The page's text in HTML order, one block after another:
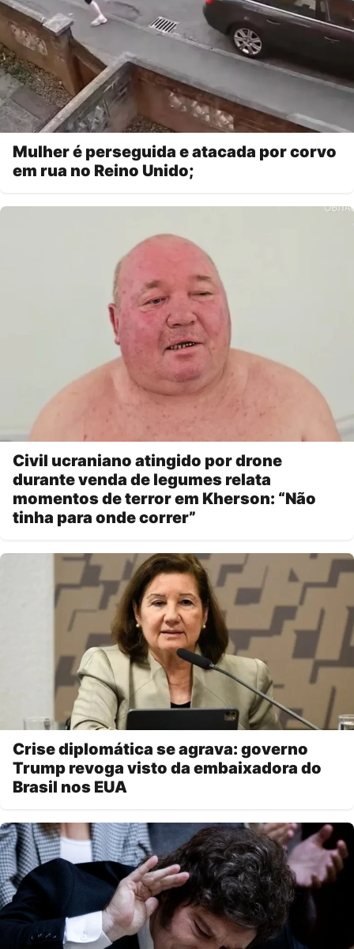
Mulher é perseguida e atacada por corvo
em rua no Reino Unido;
Civil ucraniano atingido por drone
durante venda de legumes relata
momentos de terror em Kherson: “Não
tinha para onde correr”
Crise diplomática se agrava: governo
Trump revoga visto da embaixadora do
Brasil nos EUA